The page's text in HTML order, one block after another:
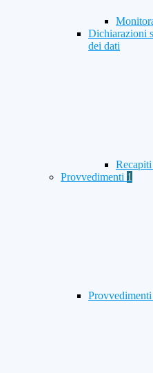
Dichiarazioni
dei dati
Provvedimenti 1